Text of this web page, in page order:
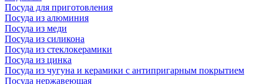
Посуда для приготовления
Посуда из алюминия
Посуда из меди
Посуда из силикона
Посуда из стеклокерамики
Посуда из цинка
Посуда из чугуна и керамики с антипригарным покрытием
Посуда нержавеющая